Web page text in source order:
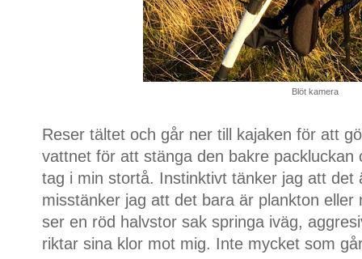
Blöt kamera
Reser tältet och går ner till kajaken för att
vattnet för att stänga den bakre packluckan
tag i min stortå. Instinktivt tänker jag att det
misstänker jag att det bara är plankton eller
ser en röd halvstor sak springa iväg,
riktar sina klor mot mig. Inte mycket som